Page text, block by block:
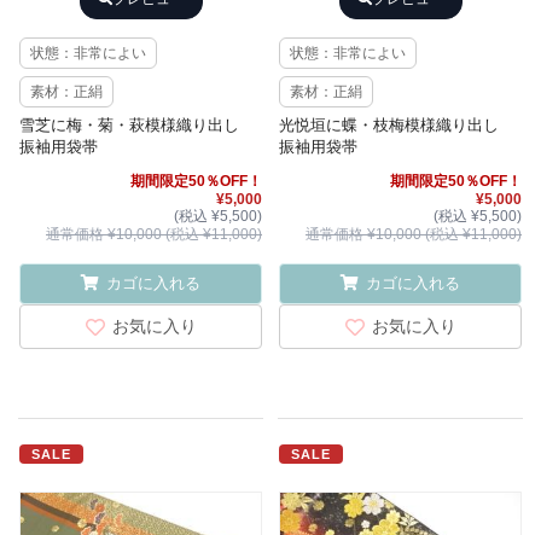
状態：非常によい
素材：正絹
雪芝に梅・菊・萩模様織り出し
振袖用袋帯
期間限定50％OFF！
¥5,000
(税込 ¥5,500)
通常価格 ¥10,000 (税込 ¥11,000)
カゴに入れる
お気に入り
状態：非常によい
素材：正絹
光悦垣に蝶・枝梅模様織り出し
振袖用袋帯
期間限定50％OFF！
¥5,000
(税込 ¥5,500)
通常価格 ¥10,000 (税込 ¥11,000)
カゴに入れる
お気に入り
SALE SALE